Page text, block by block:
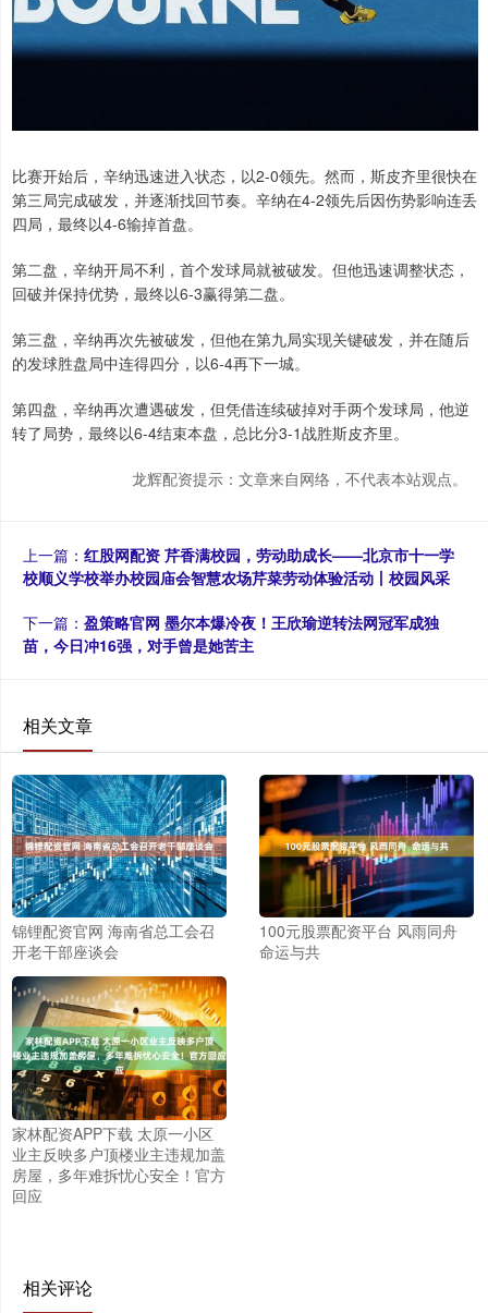
比赛开始后，辛纳迅速进入状态，以2-0领先。然而，斯皮齐里很快在
第三局完成破发，并逐渐找回节奏。辛纳在4-2领先后因伤势影响连丢
四局，最终以4-6输掉首盘。
第二盘，辛纳开局不利，首个发球局就被破发。但他迅速调整状态，
回破并保持优势，最终以6-3赢得第二盘。
第三盘，辛纳再次先被破发，但他在第九局实现关键破发，并在随后
的发球胜盘局中连得四分，以6-4再下一城。
第四盘，辛纳再次遭遇破发，但凭借连续破掉对手两个发球局，他逆
转了局势，最终以6-4结束本盘，总比分3-1战胜斯皮齐里。
龙辉配资提示：文章来自网络，不代表本站观点。
上一篇： 红股网配资 芹香满校园，劳动助成长——北京市十一学
校顺义学校举办校园庙会智慧农场芹菜劳动体验活动丨校园风采
下一篇： 盈策略官网 墨尔本爆冷夜！王欣瑜逆转法网冠军成独
苗，今日冲16强，对手曾是她苦主
相关文章
锦锂配资官网 海南省总工会召
开老干部座谈会
100元股票配资平台 风雨同舟
命运与共
家林配资APP下载 太原一小区
业主反映多户顶楼业主违规加盖
房屋，多年难拆忧心安全！官方
回应
相关评论